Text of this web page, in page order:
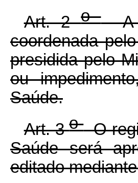
Art. 2oA
coordenada
presidida pelo
ou
Saúde.
Art. 3oO
Saúde será
editado